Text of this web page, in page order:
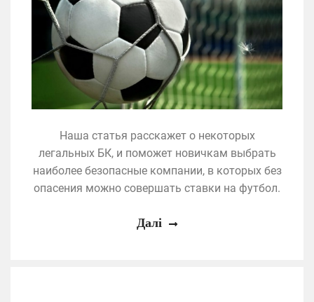
Наша статья расскажет о некоторых
легальных БК, и поможет новичкам выбрать
наиболее безопасные компании, в которых без
опасения можно совершать ставки на футбол.
Далі